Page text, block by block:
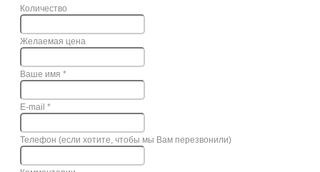
Количество
Желаемая цена
Ваше имя *
E-mail *
Телефон (если хотите, чтобы мы Вам перезвонили)